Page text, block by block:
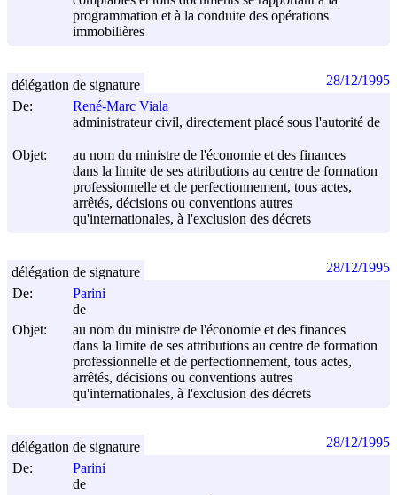
programmation et à la conduite des opérations
immobilières
De:
René-Marc Viala
administrateur civil, directement placé sous l'autorité de
Objet:
au nom du ministre de l'économie et des finances
dans la limite de ses attributions au centre de formation
professionnelle et de perfectionnement, tous actes,
arrêtés, décisions ou conventions autres
qu'internationales, à l'exclusion des décrets
délégation de signature 28/12/1995
De:
Parini
de
Objet:
au nom du ministre de l'économie et des finances
dans la limite de ses attributions au centre de formation
professionnelle et de perfectionnement, tous actes,
arrêtés, décisions ou conventions autres
qu'internationales, à l'exclusion des décrets
délégation de signature 28/12/1995
De:
Parini
de
délégation de signature 28/12/1995